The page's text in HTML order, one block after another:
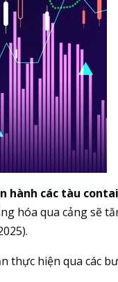
hành các tàu
hóa qua cảng sẽ
thực hiện qua các